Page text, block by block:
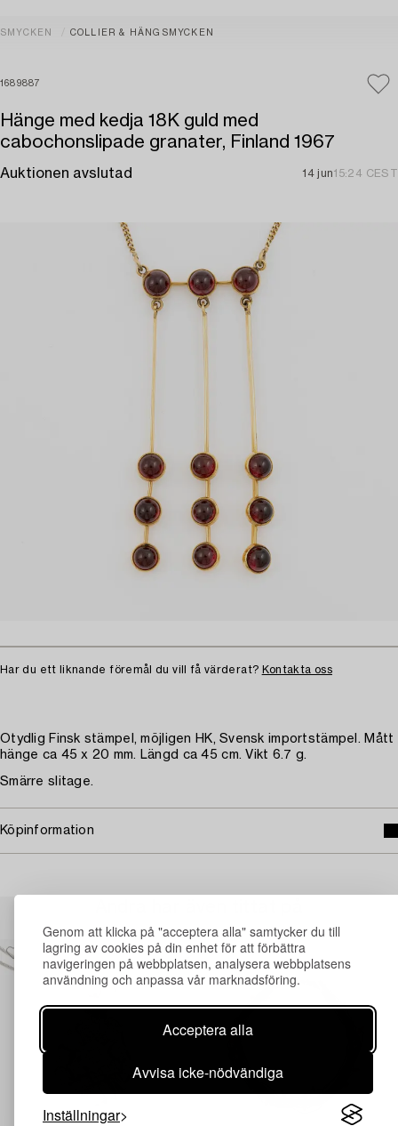
Genom att klicka på "acceptera alla" samtycker du till
lagring av cookies på din enhet för att förbättra
navigeringen på webbplatsen, analysera webbplatsens
användning och anpassa vår marknadsföring.
Acceptera alla
Avvisa icke-nödvändiga
Inställningar
SMYCKEN COLLIER & HÄNGSMYCKEN
1689887
Hänge med kedja 18K guld med
cabochonslipade granater, Finland 1967
Auktionen avslutad 14 jun15:24 CEST
Har du ett liknande föremål du vill få värderat? Kontakta oss
Otydlig Finsk stämpel, möjligen HK, Svensk importstämpel. Mått
hänge ca 45 x 20 mm. Längd ca 45 cm. Vikt 6.7 g.
Smärre slitage.
Köpinformation